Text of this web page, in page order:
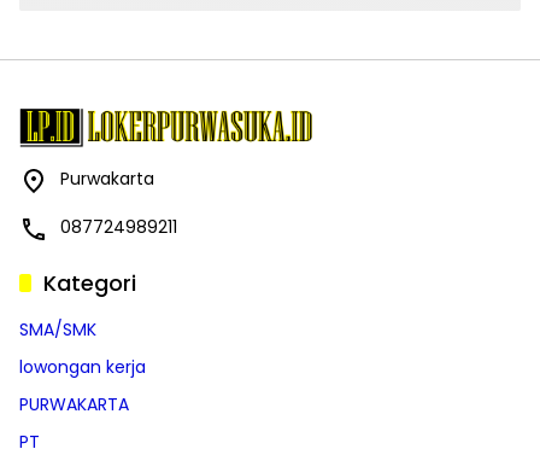
Purwakarta
087724989211
Kategori
SMA/SMK
lowongan kerja
PURWAKARTA
PT